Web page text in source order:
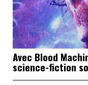
Avec Blood
science-fiction